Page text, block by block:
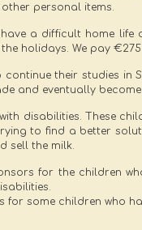
personal items.
a difficult home
holidays. We pay
their studies in
and eventually become
disabilities. These
to find a better
sell the milk.
for the children
some children who